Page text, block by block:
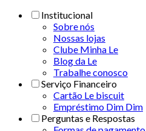
Institucional
Sobre nós
Nossas lojas
Clube Minha Le
Blog da Le
Trabalhe conosco
Serviço Financeiro
Cartão Le biscuit
Empréstimo Dim Dim
Perguntas e Respostas